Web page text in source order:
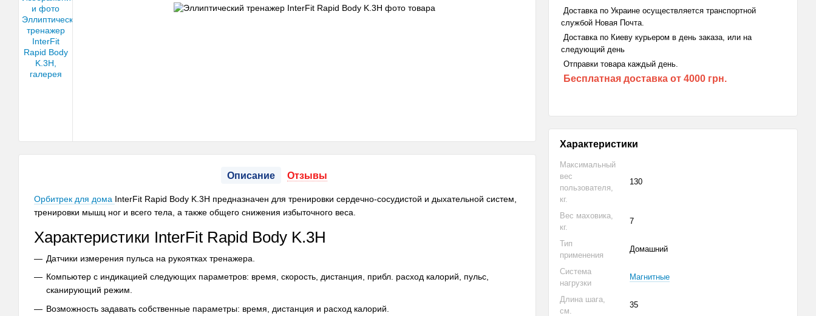
Описание Отзывы
Орбитрек для дома InterFit Rapid Body K.3H предназначен для тренировки сердечно-сосудистой и дыхательной систем,
тренировки мышц ног и всего тела, а также общего снижения избыточного веса.
Характеристики InterFit Rapid Body K.3H
Датчики измерения пульса на рукоятках тренажера.
Компьютер с индикацией следующих параметров: время, скорость, дистанция, прибл. расход калорий, пульс,
сканирующий режим.
Возможность задавать собственные параметры: время, дистанция и расход калорий.
Доставка по Украине осуществляется транспортной
службой Новая Почта.
Доставка по Киеву курьером в день заказа, или на
следующий день
Отправки товара каждый день.
Бесплатная доставка от 4000 грн.
Характеристики
Максимальный
вес
пользователя,
кг.
130
Вес маховика,
кг.
7
Тип
применения
Домашний
Система
нагрузки
Магнитные
Длина шага,
см.
35